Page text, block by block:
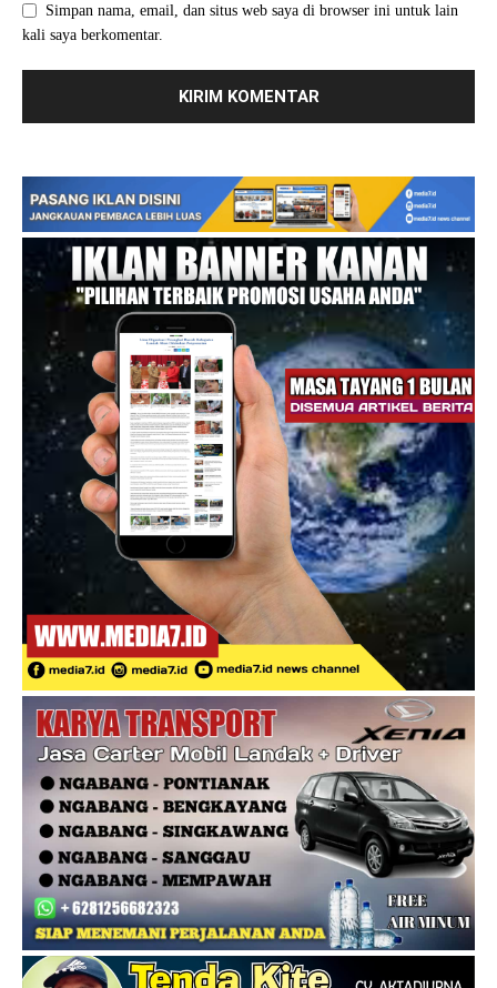
Simpan nama, email, dan situs web saya di browser ini untuk lain
kali saya berkomentar.